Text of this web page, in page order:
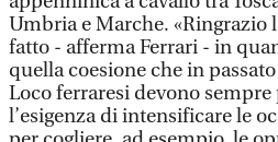
Umbria e Marche. «Ringrazio
fatto - afferma Ferrari - in
quella coesione che in
Loco ferraresi devono
l’esigenza di intensificare le